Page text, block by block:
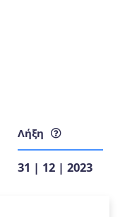
Λήξη
31 | 12 | 2023